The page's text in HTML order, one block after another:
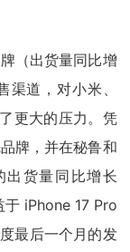
（出货量同比增
道，对小米、
更大的压力。凭
牌，并在秘鲁和
出货量同比增长
于 iPhone 17 Pro
最后一个月的发